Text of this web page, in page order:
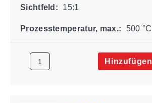
Sichtfeld: 15:1
Prozesstemperatur, max.: 500 °C
Hinzufügen